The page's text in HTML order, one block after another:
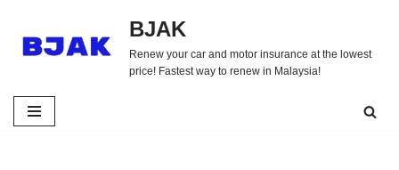
Skip
BJAK
Renew your car and motor insurance at the lowest
price! Fastest way to renew in Malaysia!